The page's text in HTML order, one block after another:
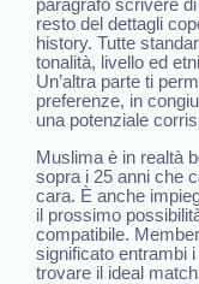
paragrafo scrivere
resto del dettagli
history. Tutte
tonalità, livello ed
Un’altra parte ti
preferenze, in
una potenziale
Muslima è in realtà
sopra i 25 anni che
cara. È anche
il prossimo
compatibile.
significato entrambi
trovare il ideal